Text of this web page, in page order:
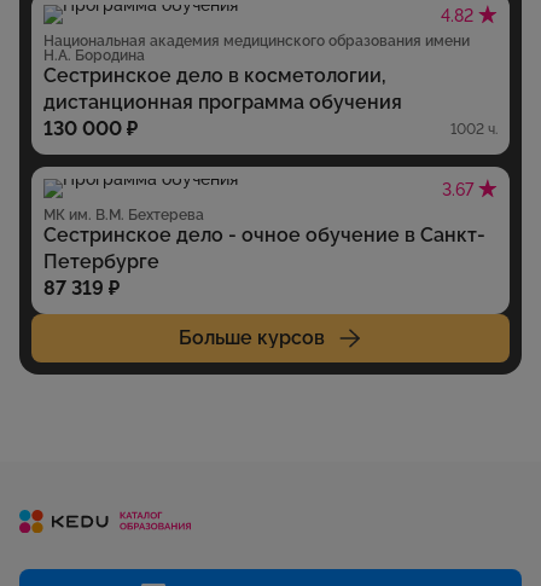
4.82
Национальная академия медицинского образования имени
Н.А. Бородина
Сестринское дело в косметологии,
дистанционная программа обучения
130 000 ₽
1002 ч.
3.67
МК им. В.М. Бехтерева
Сестринское дело - очное обучение в Санкт-
Петербурге
87 319 ₽
Больше курсов